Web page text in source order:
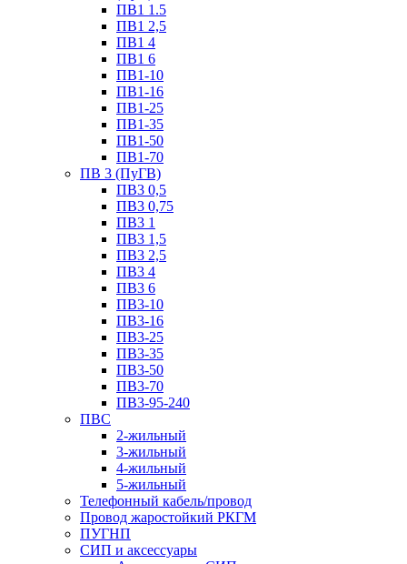
ПВ1 1.5
ПВ1 2,5
ПВ1 4
ПВ1 6
ПВ1-10
ПВ1-16
ПВ1-25
ПВ1-35
ПВ1-50
ПВ1-70
ПВ 3 (ПуГВ)
ПВ3 0,5
ПВ3 0,75
ПВ3 1
ПВ3 1,5
ПВ3 2,5
ПВ3 4
ПВ3 6
ПВ3-10
ПВ3-16
ПВ3-25
ПВ3-35
ПВ3-50
ПВ3-70
ПВ3-95-240
ПВС
2-жильный
3-жильный
4-жильный
5-жильный
Телефонный кабель/провод
Провод жаростойкий РКГМ
ПУГНП
СИП и аксессуары